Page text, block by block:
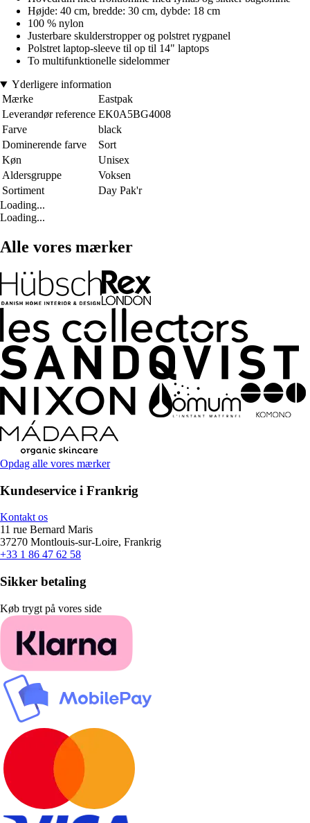
Højde: 40 cm, bredde: 30 cm, dybde: 18 cm
100 % nylon
Justerbare skulderstropper og polstret rygpanel
Polstret laptop-sleeve til op til 14" laptops
To multifunktionelle sidelommer
Yderligere information
Mærke
Eastpak
Leverandør reference EK0A5BG4008
Farve
black
Dominerende farve
Sort
Køn
Unisex
Aldersgruppe
Voksen
Sortiment
Day Pak'r
Loading...
Loading...
Alle vores mærker
Opdag alle vores mærker
Kundeservice i Frankrig
Kontakt os
11 rue Bernard Maris
37270 Montlouis-sur-Loire, Frankrig
+33 1 86 47 62 58
Sikker betaling
Køb trygt på vores side